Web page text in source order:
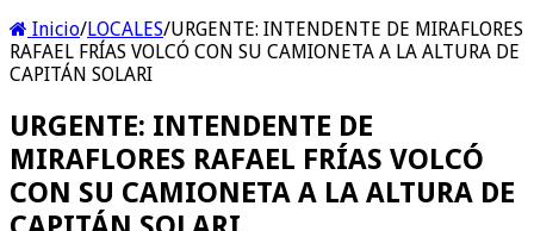
Inicio/LOCALES/URGENTE: INTENDENTE DE MIRAFLORES
RAFAEL FRÍAS VOLCÓ CON SU CAMIONETA A LA ALTURA DE
CAPITÁN SOLARI
URGENTE: INTENDENTE DE
MIRAFLORES RAFAEL FRÍAS VOLCÓ
CON SU CAMIONETA A LA ALTURA DE